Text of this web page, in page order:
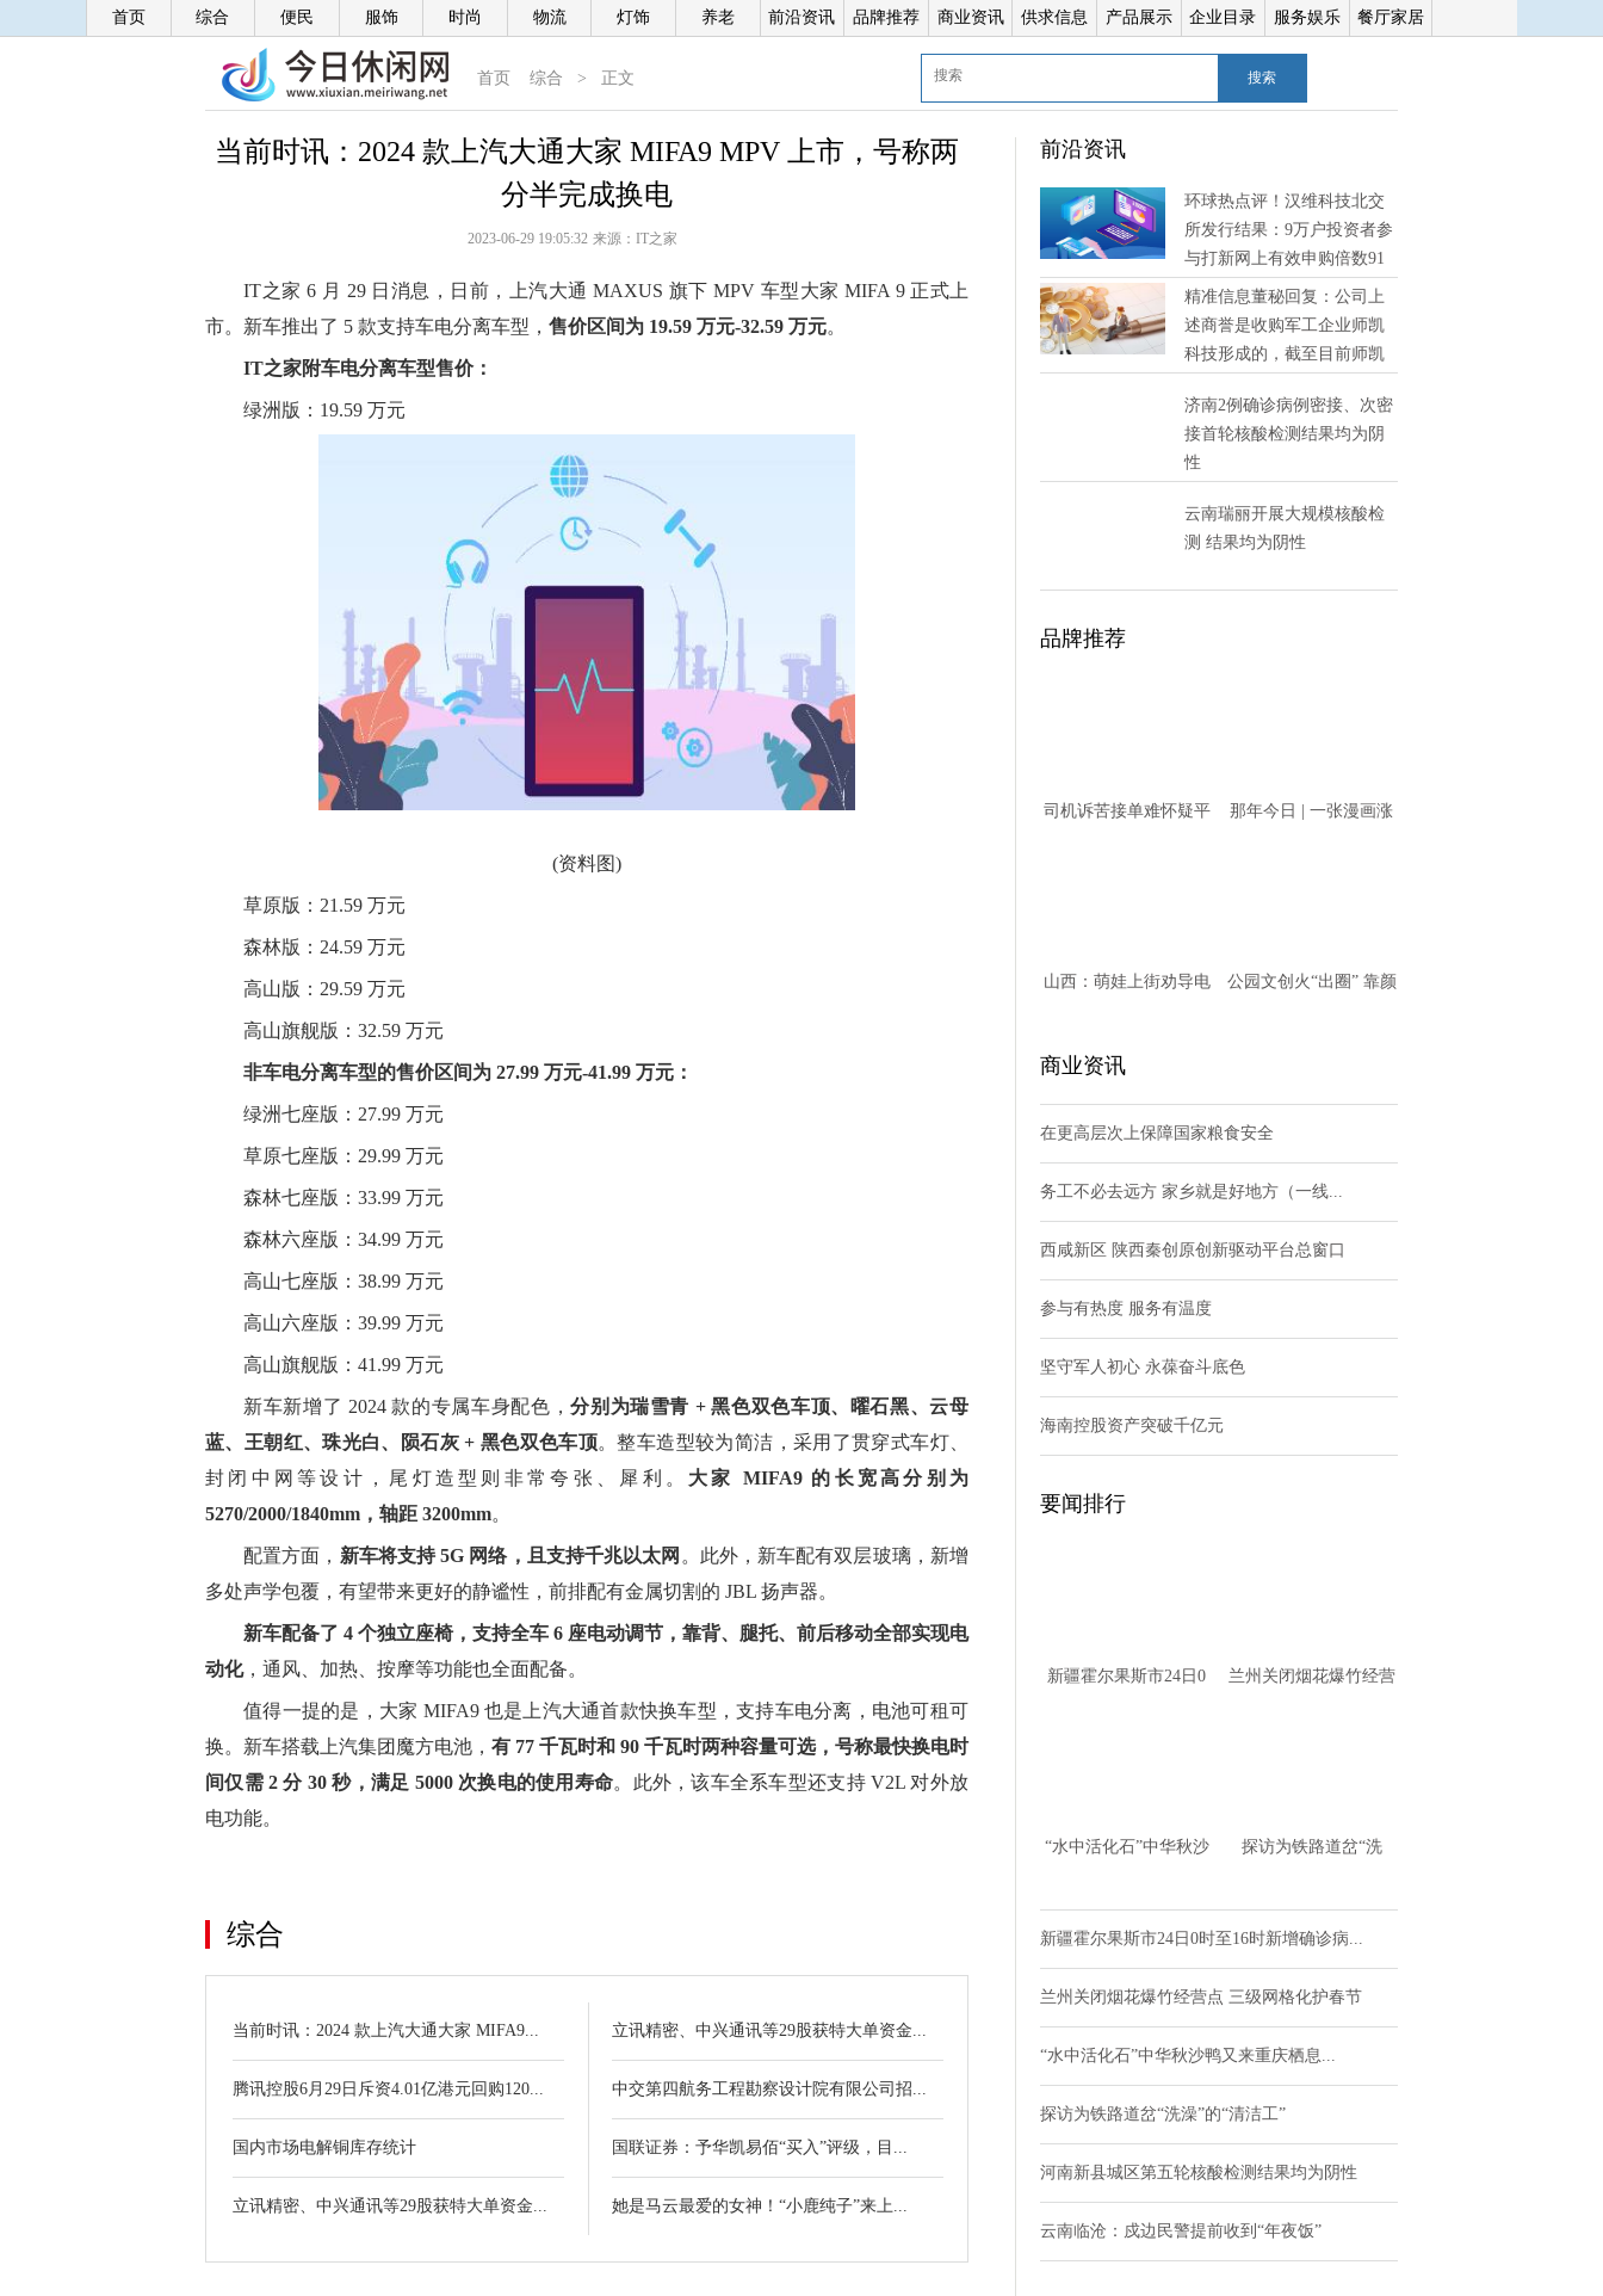
首页 综合 便民 服饰 时尚 物流 灯饰 养老 前沿资讯 品牌推荐 商业资讯 供求信息 产品展示 企业目录 服务娱乐 餐厅家居
首页 综合 > 正文 搜索
当前时讯：2024 款上汽大通大家 MIFA9 MPV 上市，号称两
分半完成换电
2023-06-29 19:05:32 来源： IT之家
IT之家 6 月 29 日消息，日前，上汽大通 MAXUS 旗下 MPV 车型大家 MIFA 9 正式上
市。新车推出了 5 款支持车电分离车型， 售价区间为 19.59 万元-32.59 万元。
IT之家附车电分离车型售价：
绿洲版：19.59 万元
(资料图)
草原版：21.59 万元
森林版：24.59 万元
高山版：29.59 万元
高山旗舰版：32.59 万元
非车电分离车型的售价区间为 27.99 万元-41.99 万元：
绿洲七座版：27.99 万元
草原七座版：29.99 万元
森林七座版：33.99 万元
森林六座版：34.99 万元
高山七座版：38.99 万元
高山六座版：39.99 万元
高山旗舰版：41.99 万元
新车新增了 2024 款的专属车身配色，分别为瑞雪青 + 黑色双色车顶、曜石黑、云母
蓝、王朝红、珠光白、陨石灰 + 黑色双色车顶。整车造型较为简洁，采用了贯穿式车灯、
封闭中网等设计，尾灯造型则非常夸张、犀利。 大家 MIFA9 的长宽高分别为
5270/2000/1840mm，轴距 3200mm。
配置方面， 新车将支持 5G 网络，且支持千兆以太网 。此外，新车配有双层玻璃，新增
多处声学包覆，有望带来更好的静谧性，前排配有金属切割的 JBL 扬声器。
新车配备了 4 个独立座椅，支持全车 6 座电动调节，靠背、腿托、前后移动全部实现电
动化，通风、加热、按摩等功能也全面配备。
值得一提的是，大家 MIFA9 也是上汽大通首款快换车型，支持车电分离，电池可租可
换。新车搭载上汽集团魔方电池， 有 77 千瓦时和 90 千瓦时两种容量可选，号称最快换电时
间仅需 2 分 30 秒，满足 5000 次换电的使用寿命。此外，该车全系车型还支持 V2L 对外放
电功能。
综合
当前时讯：2024 款上汽大通大家 MIFA9...
腾讯控股6月29日斥资4.01亿港元回购120...
国内市场电解铜库存统计
立讯精密、中兴通讯等29股获特大单资金...
立讯精密、中兴通讯等29股获特大单资金...
中交第四航务工程勘察设计院有限公司招...
国联证券：予华凯易佰“买入”评级，目...
她是马云最爱的女神！“小鹿纯子”来上...
前沿资讯
环球热点评！汉维科技北交
所发行结果：9万户投资者参
与打新网上有效申购倍数91
倍
精准信息董秘回复：公司上
述商誉是收购军工企业师凯
科技形成的，截至目前师凯
济南2例确诊病例密接、次密
接首轮核酸检测结果均为阴
性
云南瑞丽开展大规模核酸检
测 结果均为阴性
品牌推荐
司机诉苦接单难怀疑平
那年今日 | 一张漫画涨
山西：萌娃上街劝导电
公园文创火“出圈” 靠颜
商业资讯
在更高层次上保障国家粮食安全
务工不必去远方 家乡就是好地方（一线...
西咸新区 陕西秦创原创新驱动平台总窗口
参与有热度 服务有温度
坚守军人初心 永葆奋斗底色
海南控股资产突破千亿元
要闻排行
新疆霍尔果斯市24日0
兰州关闭烟花爆竹经营
“水中活化石”中华秋沙
探访为铁路道岔“洗
新疆霍尔果斯市24日0时至16时新增确诊病...
兰州关闭烟花爆竹经营点 三级网格化护春节
“水中活化石”中华秋沙鸭又来重庆栖息...
探访为铁路道岔“洗澡”的“清洁工”
河南新县城区第五轮核酸检测结果均为阴性
云南临沧：戍边民警提前收到“年夜饭”